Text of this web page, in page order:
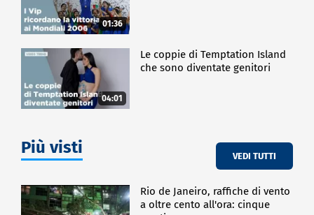
01:36
04:01
Le coppie di Temptation Island
che sono diventate genitori
Più visti VEDI TUTTI
Rio de Janeiro, raffiche di vento
a oltre cento all'ora: cinque